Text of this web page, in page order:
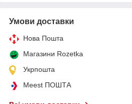
Умови доставки
Нова Пошта
Магазини Rozetka
Укрпошта
Meest ПОШТА